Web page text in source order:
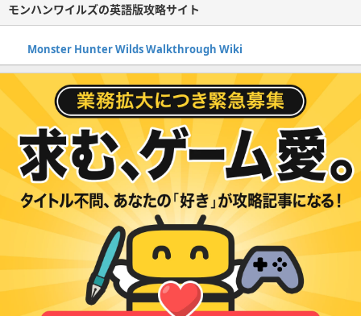
モンハンワイルズの英語版攻略サイト
Monster Hunter Wilds Walkthrough Wiki